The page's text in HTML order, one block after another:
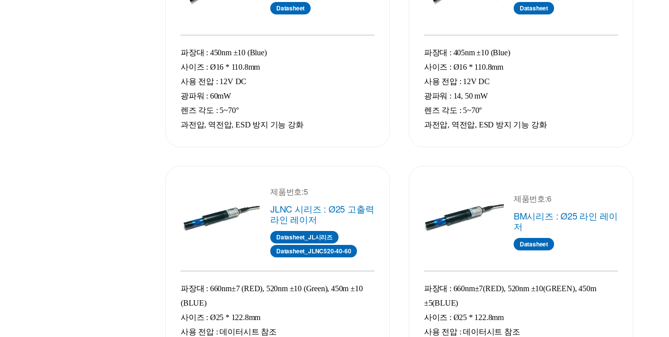
Datasheet
파장대 : 450nm ±10 (Blue)
사이즈 : Ø16 * 110.8mm
사용 전압 : 12V DC
광파워 : 60mW
렌즈 각도 : 5~70°
과전압, 역전압, ESD 방지 기능 강화
Datasheet
파장대 : 405nm ±10 (Blue)
사이즈 : Ø16 * 110.8mm
사용 전압 : 12V DC
광파워 : 14, 50 mW
렌즈 각도 : 5~70°
과전압, 역전압, ESD 방지 기능 강화
제품번호:5
JLNC 시리즈 : Ø25 고출력
라인 레이저
Datasheet_JL시리즈
Datasheet_JLNC520-40-60
파장대 : 660nm±7 (RED), 520nm ±10 (Green), 450m ±10
(BLUE)
사이즈 : Ø25 * 122.8mm
사용 전압 : 데이터시트 참조
제품번호:6
BM시리즈 : Ø25 라인 레이
저
Datasheet
파장대 : 660nm±7(RED), 520nm ±10(GREEN), 450m
±5(BLUE)
사이즈 : Ø25 * 122.8mm
사용 전압 : 데이터시트 참조